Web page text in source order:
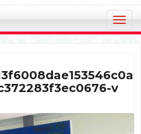
T
o
l
a
v